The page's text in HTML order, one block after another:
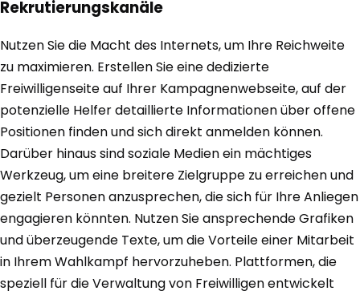
Rekrutierungskanäle
Nutzen Sie die Macht des Internets, um Ihre Reichweite
zu maximieren. Erstellen Sie eine dedizierte
Freiwilligenseite auf Ihrer Kampagnenwebseite, auf der
potenzielle Helfer detaillierte Informationen über offene
Positionen finden und sich direkt anmelden können.
Darüber hinaus sind soziale Medien ein mächtiges
Werkzeug, um eine breitere Zielgruppe zu erreichen und
gezielt Personen anzusprechen, die sich für Ihre Anliegen
engagieren könnten. Nutzen Sie ansprechende Grafiken
und überzeugende Texte, um die Vorteile einer Mitarbeit
in Ihrem Wahlkampf hervorzuheben. Plattformen, die
speziell für die Verwaltung von Freiwilligen entwickelt